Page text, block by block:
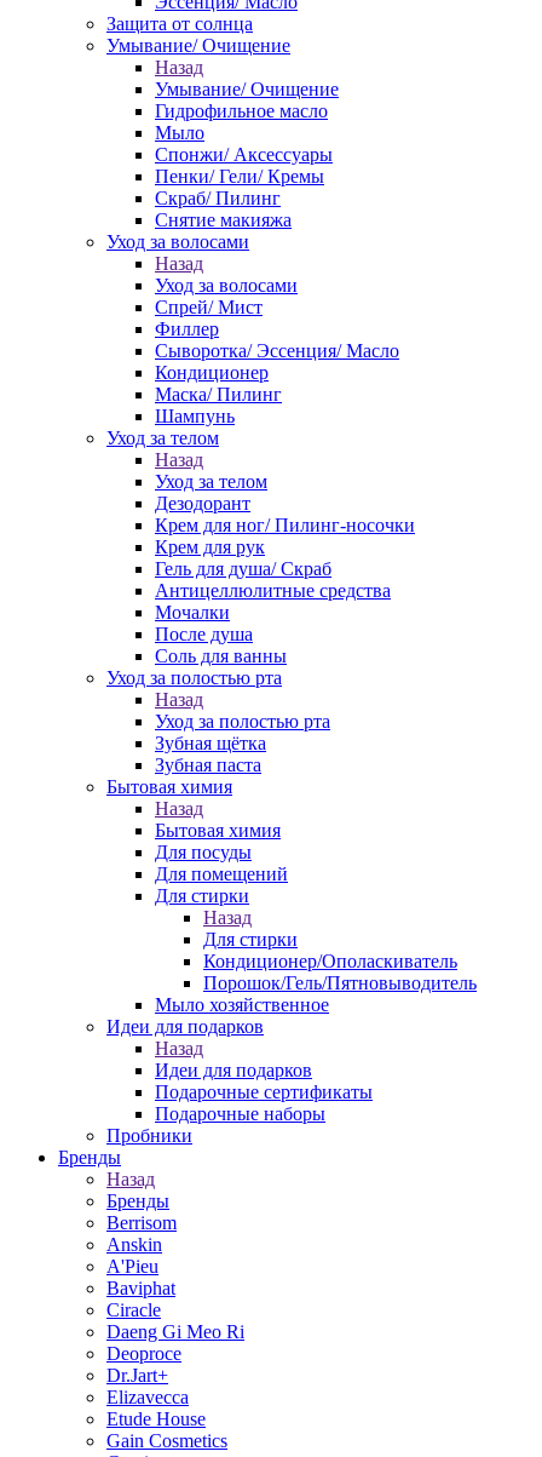
Защита от солнца
Умывание/ Очищение
Назад
Умывание/ Очищение
Гидрофильное масло
Мыло
Спонжи/ Аксессуары
Пенки/ Гели/ Кремы
Скраб/ Пилинг
Снятие макияжа
Уход за волосами
Назад
Уход за волосами
Спрей/ Мист
Филлер
Сыворотка/ Эссенция/ Масло
Кондиционер
Маска/ Пилинг
Шампунь
Уход за телом
Назад
Уход за телом
Дезодорант
Крем для ног/ Пилинг-носочки
Крем для рук
Гель для душа/ Скраб
Антицеллюлитные средства
Мочалки
После душа
Соль для ванны
Уход за полостью рта
Назад
Уход за полостью рта
Зубная щётка
Зубная паста
Бытовая химия
Назад
Бытовая химия
Для посуды
Для помещений
Для стирки
Назад
Для стирки
Кондиционер/Ополаскиватель
Порошок/Гель/Пятновыводитель
Мыло хозяйственное
Идеи для подарков
Назад
Идеи для подарков
Подарочные сертификаты
Подарочные наборы
Пробники
Бренды
Назад
Бренды
Berrisom
Anskin
A'Pieu
Baviphat
Ciracle
Daeng Gi Meo Ri
Deoproce
Dr.Jart+
Elizavecca
Etude House
Gain Cosmetics